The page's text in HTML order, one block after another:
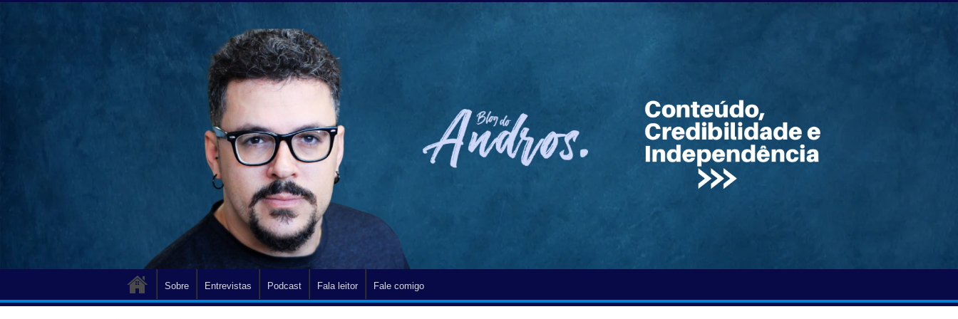
Sobre Entrevistas Podcast Fala leitor Fale comigo